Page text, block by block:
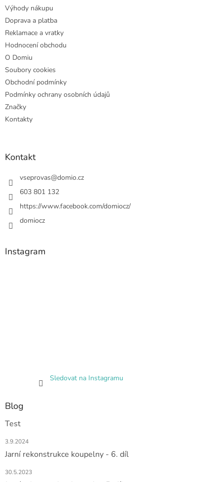
Výhody nákupu
Doprava a platba
Reklamace a vratky
Hodnocení obchodu
O Domiu
Soubory cookies
Obchodní podmínky
Podmínky ochrany osobních údajů
Značky
Kontakty
Kontakt
vseprovas@domio.cz
603 801 132
https://www.facebook.com/domiocz/
domiocz
Instagram
Sledovat na Instagramu
Blog
Test
3.9.2024
Jarní rekonstrukce koupelny - 6. díl
30.5.2023